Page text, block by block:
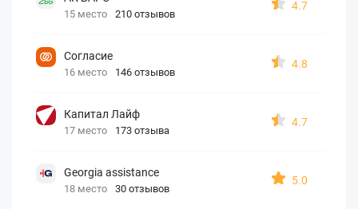
15 место 210 отзывов
4.7
Согласие
16 место 146 отзывов
4.8
Капитал Лайф
17 место 173 отзыва
4.7
Georgia assistance
18 место 30 отзывов
5.0